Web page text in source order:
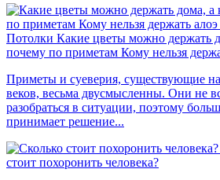
Потолки Какие цветы можно держать
почему по приметам Кому нельзя
Приметы и суеверия, существующие
веков, весьма двусмысленны. Они не
разобраться в ситуации, поэтому
принимает решение...
стоит похоронить человека?